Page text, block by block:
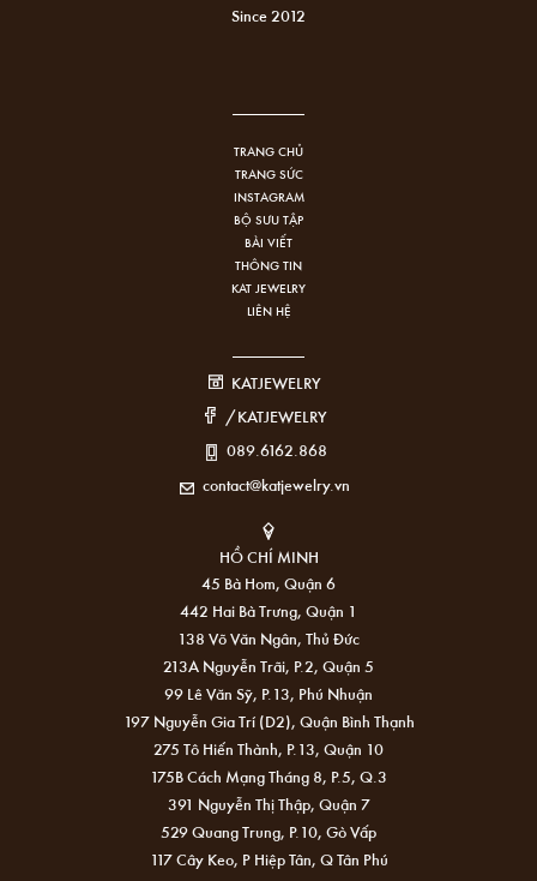
Since 2012
TRANG CHỦ
TRANG SỨC
INSTAGRAM
BỘ SƯU TẬP
BÀI VIẾT
THÔNG TIN
KAT JEWELRY
LIÊN HỆ
KATJEWELRY
/KATJEWELRY
089.6162.868
contact@katjewelry.vn
HỒ CHÍ MINH
45 Bà Hom, Quận 6
442 Hai Bà Trưng, Quận 1
138 Võ Văn Ngân, Thủ Đức
213A Nguyễn Trãi, P.2, Quận 5
99 Lê Văn Sỹ, P.13, Phú Nhuận
197 Nguyễn Gia Trí (D2), Quận Bình Thạnh
275 Tô Hiến Thành, P.13, Quận 10
175B Cách Mạng Tháng 8, P.5, Q.3
391 Nguyễn Thị Thập, Quận 7
529 Quang Trung, P.10, Gò Vấp
117 Cây Keo, P Hiệp Tân, Q Tân Phú